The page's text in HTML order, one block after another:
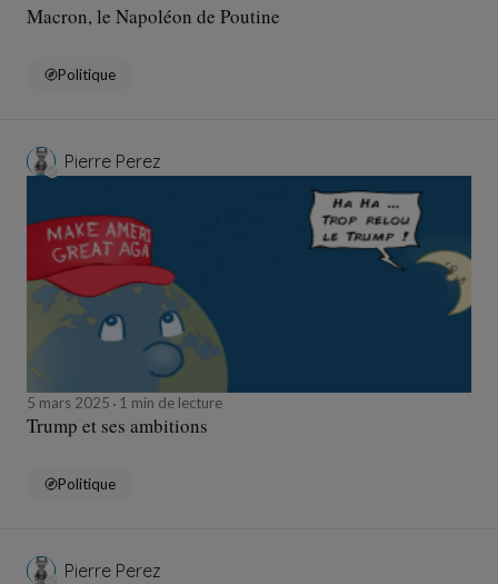
Macron, le Napoléon de Poutine
Politique
Pierre Perez
5 mars 2025 1 min de lecture
Trump et ses ambitions
Politique
Pierre Perez